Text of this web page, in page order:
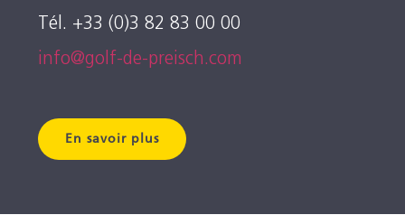
Tél. +33 (0)3 82 83 00 00
info@golf-de-preisch.com
En savoir plus